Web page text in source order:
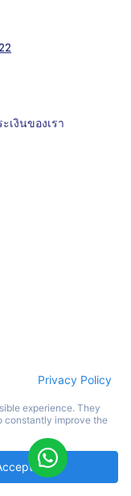
เงินของเรา
Privacy Policy
experience. They
constantly improve the
All